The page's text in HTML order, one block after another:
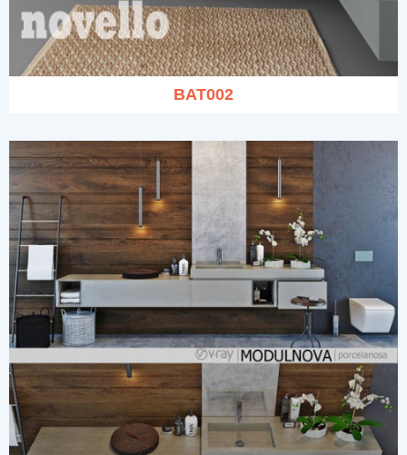
BAT002